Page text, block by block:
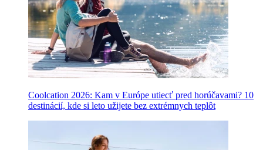
Coolcation 2026: Kam v Európe utiecť pred horúčavami? 10
destinácií, kde si leto užijete bez extrémnych teplôt